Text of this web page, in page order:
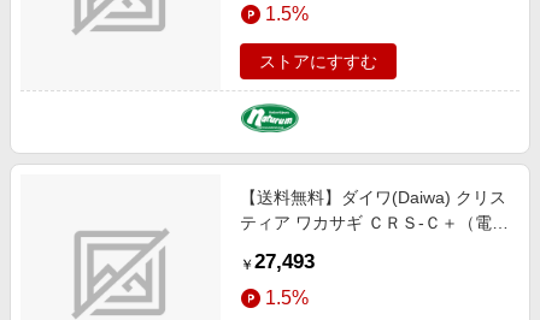
1.5%
ストアにすすむ
【送料無料】ダイワ(Daiwa) クリス
ティア ワカサギ ＣＲＳ-Ｃ＋（電動
ト グラデーション 03402182
￥ 27,493
1.5%